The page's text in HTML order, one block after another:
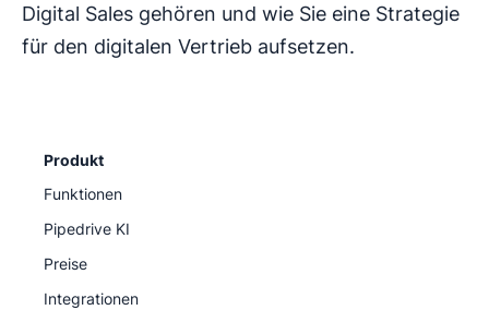
Digital Sales gehören und wie Sie eine Strategie
für den digitalen Vertrieb aufsetzen.
Produkt
Funktionen
Pipedrive KI
Preise
Integrationen